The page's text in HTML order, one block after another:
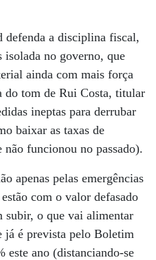
defenda a disciplina fiscal,
isolada no governo, que
ainda com mais força
do tom de Rui Costa, titular
ineptas para derrubar
baixar as taxas de
funcionou no passado).
apenas pelas emergências
com o valor defasado
subir, o que vai alimentar
já é prevista pelo Boletim
este ano (distanciando-se